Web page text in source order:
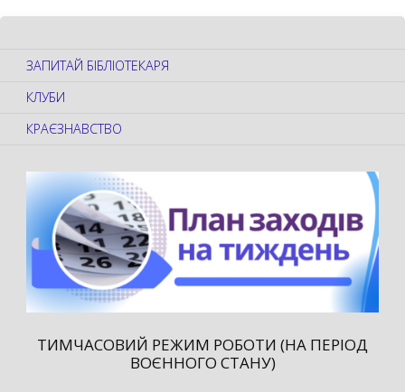
ЗАПИТАЙ БІБЛІОТЕКАРЯ
КЛУБИ
КРАЄЗНАВСТВО
ТИМЧАСОВИЙ РЕЖИМ РОБОТИ (НА ПЕРІОД
ВОЄННОГО СТАНУ)